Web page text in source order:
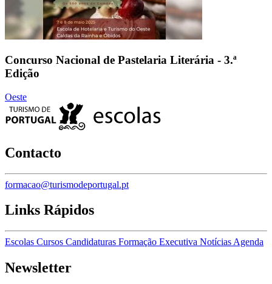
Concurso Nacional de Pastelaria Literária - 3.ª
Edição
Oeste
Contacto
formacao@turismodeportugal.pt
Links Rápidos
Escolas Cursos Candidaturas Formação Executiva Notícias Agenda
Newsletter